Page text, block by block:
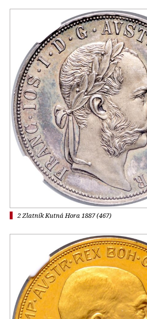
2 Zlatník Kutná Hora 1887 (467)